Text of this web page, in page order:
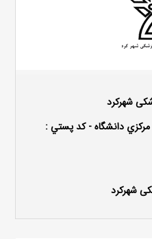
شهرکرد
مركزي دانشگاه - كد پستي :
شهرکرد